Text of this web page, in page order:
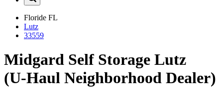
Floride FL
Lutz
33559
Midgard Self Storage Lutz
(U-Haul Neighborhood Dealer)